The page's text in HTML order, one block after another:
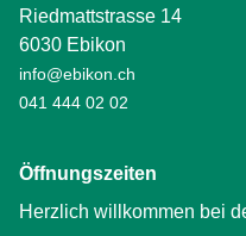
Riedmattstrasse 14
6030 Ebikon
info@ebikon.ch
041 444 02 02
Öffnungszeiten
Herzlich willkommen bei